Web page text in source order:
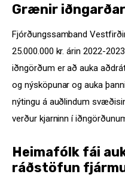
Grænir
Fjórðungssamband
25.000.000 kr. árin 2022-
iðngörðum er að auka
og nýsköpunar og auka
nýtingu á auðlindum
verður kjarninn í
Heimafólk fái
ráðstöfun